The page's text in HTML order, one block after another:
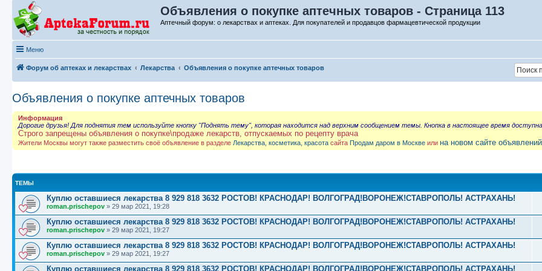
Объявления о покупке аптечных товаров - Страница 113
Аптечный форум: о лекарствах и аптеках. Для покупателей и продавцов фармацевтической продукции
Меню
Форум об аптеках и лекарствах Лекарства Объявления о покупке аптечных товаров
Объявления о покупке аптечных товаров
Информация
Дорогие друзья! Для поднятия тем используйте кнопку "Поднять тему", которая находится над верхним сообщением темы. Кнопка в настоящее время
Строго запрещены объявления о покупке\продаже лекарств, отпускаемых по рецепту врача
Жители Москвы могут также разместить своё объявление в разделе Лекарства, косметика, красота сайта Продам даром в Москве или на новом сайте
ТЕМЫ
Куплю оставшиеся лекарства 8 929 818 3632 РОСТОВ! КРАСНОДАР! ВОЛГОГРАД!ВОРОНЕЖ!СТАВРОПОЛЬ! АСТРАХАНЬ!
roman.prischepov » 29 мар 2021, 19:28
Куплю оставшиеся лекарства 8 929 818 3632 РОСТОВ! КРАСНОДАР! ВОЛГОГРАД!ВОРОНЕЖ!СТАВРОПОЛЬ! АСТРАХАНЬ!
roman.prischepov » 29 мар 2021, 19:27
Куплю оставшиеся лекарства 8 929 818 3632 РОСТОВ! КРАСНОДАР! ВОЛГОГРАД!ВОРОНЕЖ!СТАВРОПОЛЬ! АСТРАХАНЬ!
roman.prischepov » 29 мар 2021, 19:27
Куплю оставшиеся лекарства 8 929 818 3632 РОСТОВ! КРАСНОДАР! ВОЛГОГРАД!ВОРОНЕЖ!СТАВРОПОЛЬ! АСТРАХАНЬ!